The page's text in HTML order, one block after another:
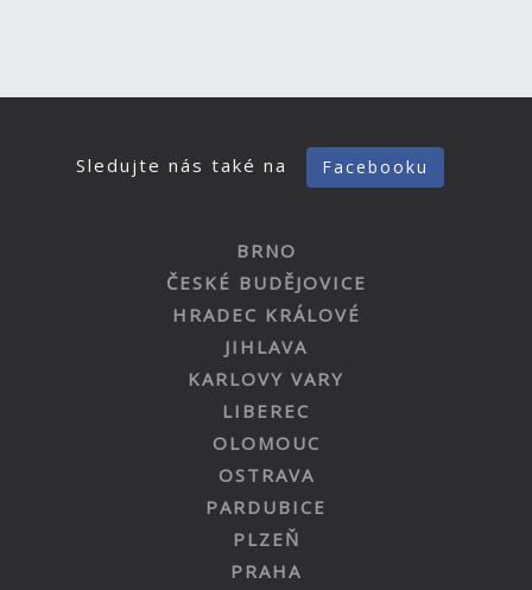
Sledujte nás také na Facebooku
BRNO
ČESKÉ BUDĚJOVICE
HRADEC KRÁLOVÉ
JIHLAVA
KARLOVY VARY
LIBEREC
OLOMOUC
OSTRAVA
PARDUBICE
PLZEŇ
PRAHA